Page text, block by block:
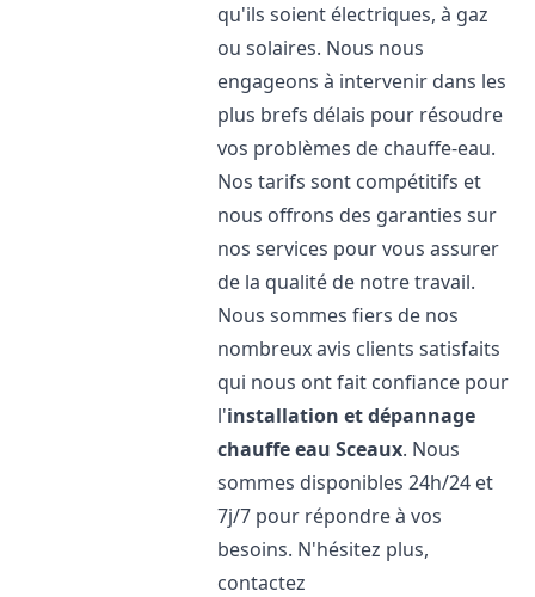
qu'ils soient électriques, à gaz
ou solaires. Nous nous
engageons à intervenir dans les
plus brefs délais pour résoudre
vos problèmes de chauffe-eau.
Nos tarifs sont compétitifs et
nous offrons des garanties sur
nos services pour vous assurer
de la qualité de notre travail.
Nous sommes fiers de nos
nombreux avis clients satisfaits
qui nous ont fait confiance pour
l'installation et dépannage
chauffe eau Sceaux. Nous
sommes disponibles 24h/24 et
7j/7 pour répondre à vos
besoins. N'hésitez plus,
contactez